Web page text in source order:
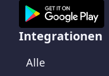
Integrationen
Alle